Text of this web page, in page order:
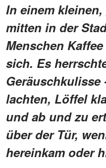
In einem
mitten in der
Menschen
sich. Es
Geräuschkulisse
lachten, Löffel
und ab und zu
über der Tür,
hereinkam oder